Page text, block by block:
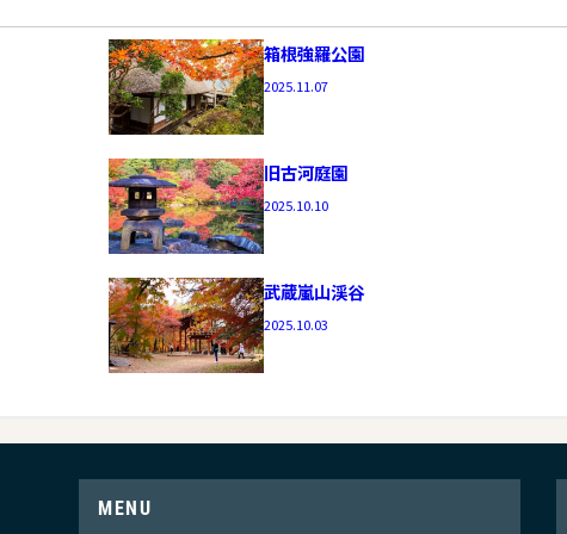
箱根強羅公園
2025.11.07
旧古河庭園
2025.10.10
武蔵嵐山渓谷
2025.10.03
MENU